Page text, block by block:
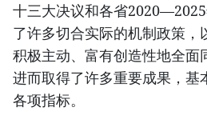
十三大决议和各省
了许多切合实际的机制政策，
积极主动、富有创造性地全面
进而取得了许多重要成果，基
各项指标。